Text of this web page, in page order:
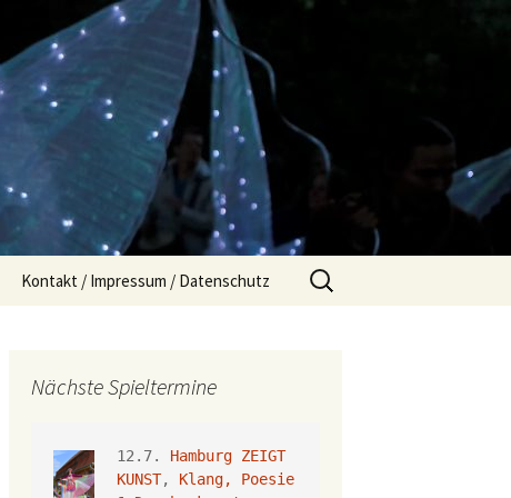
Kontakt / Impressum / Datenschutz
Suchen
nach:
Nächste Spieltermine
12.7. Hamburg ZEIGT
KUNST, Klang, Poesie